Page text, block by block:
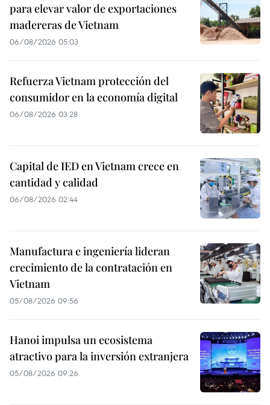
para elevar valor de exportaciones
madereras de Vietnam
06/08/2026 05:03
Refuerza Vietnam protección del
consumidor en la economía digital
06/08/2026 03:28
Capital de IED en Vietnam crece en
cantidad y calidad
06/08/2026 02:44
Manufactura e ingeniería lideran
crecimiento de la contratación en
Vietnam
05/08/2026 09:56
Hanoi impulsa un ecosistema
atractivo para la inversión extranjera
05/08/2026 09:26